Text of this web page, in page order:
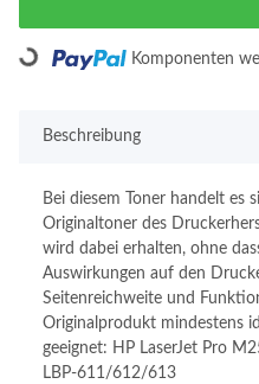
Loading... Komponenten
Beschreibung
Bei diesem Toner handelt es
Originaltoner des
wird dabei erhalten, ohne
Auswirkungen auf den
Seitenreichweite und
Originalprodukt mindestens
geeignet: HP LaserJet Pro
LBP-611/612/613